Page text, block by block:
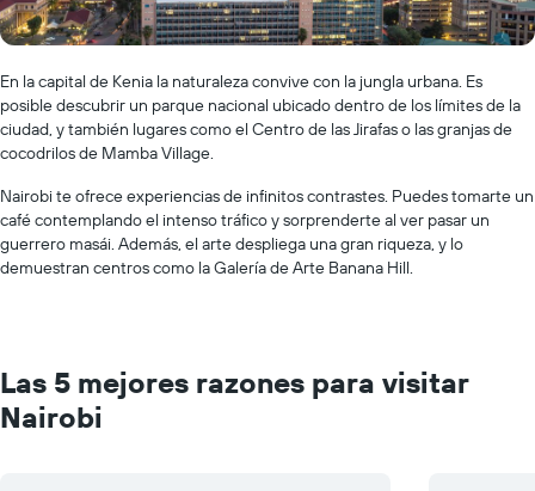
En la capital de Kenia la naturaleza convive con la jungla urbana. Es
posible descubrir un parque nacional ubicado dentro de los límites de la
ciudad, y también lugares como el Centro de las Jirafas o las granjas de
cocodrilos de Mamba Village.
Nairobi te ofrece experiencias de infinitos contrastes. Puedes tomarte un
café contemplando el intenso tráfico y sorprenderte al ver pasar un
guerrero masái. Además, el arte despliega una gran riqueza, y lo
demuestran centros como la Galería de Arte Banana Hill.
Las 5 mejores razones para visitar
Nairobi